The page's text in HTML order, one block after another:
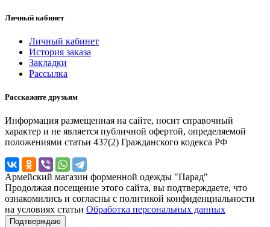
Личный кабинет
Личный кабинет
История заказа
Закладки
Рассылка
Расскажите друзьям
Информация размещенная на сайте, носит справочный
характер и не является публичной офертой, определяемой
положениями статьи 437(2) Гражданского кодекса РФ
Армейский магазин форменной одежды "Парад"
Продолжая посещение этого сайта, вы подтверждаете, что
ознакомились и согласны с политикой конфиденциальности
на условиях статьи Обработка персональных данных
Подтверждаю